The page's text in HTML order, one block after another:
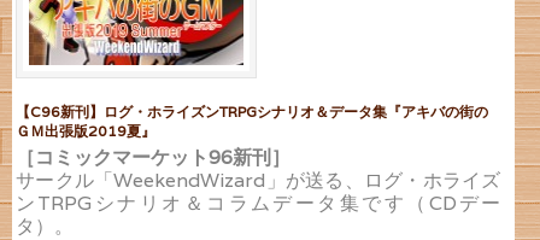
【C96新刊】ログ・ホライズンTRPGシナリオ＆データ集『アキバの街の
ＧＭ出張版2019夏』
［コミックマーケット96新刊］
サークル「WeekendWizard」が送る、ログ・ホライズ
ンTRPGシナリオ＆コラムデータ集です（CDデー
タ）。